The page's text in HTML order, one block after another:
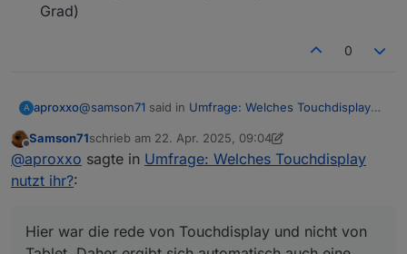
Grad)
0
A aproxxo@samson71 said in Umfrage: Welches Touchdisplay
Vielleicht solltest Du erstmal genauer Dein
Deine Favoriten sind auch deutlich jenseits der
Stromzufuhr sowie Netzwerk oder dergleichen.
Mein Aufbau wird so,
Wandmontage, Aufputz oder mit Einbaurahmen
Leitungen, Unterputz
Samson71schrieb am 22. Apr. 2025, 09:04
zuletzt editiert von Samson71
@aproxxo sagte in Umfrage: Welches Touchdisplay
nutzt ihr?:
Hier war die rede von Touchdisplay und nicht von